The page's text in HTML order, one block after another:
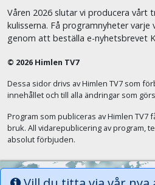
Våren 2026 slutar vi producera vårt
kulisserna. Få programnyheter
genom att beställa e-nyhetsbrevet
© 2026 Himlen TV7
Dessa sidor drivs av Himlen TV7 som
innehållet och till alla ändringar som
Program som publiceras av Himlen
bruk. All vidarepublicering av program,
absolut förbjuden.